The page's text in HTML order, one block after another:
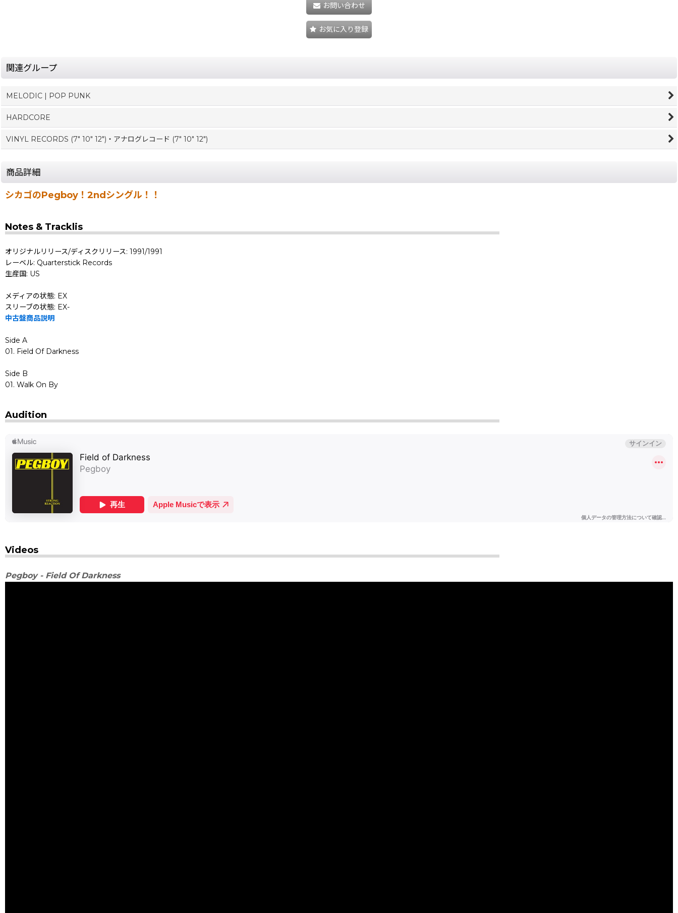
お問い合わせ
お気に入り登録
関連グループ
MELODIC | POP PUNK
HARDCORE
VINYL RECORDS (7" 10" 12")・アナログレコード (7" 10" 12")
商品詳細
シカゴのPegboy！2ndシングル！！
Notes & Tracklis
オリジナルリリース/ディスクリリース: 1991/1991
レーベル: Quarterstick Records
生産国: US
メディアの状態: EX
スリーブの状態: EX-
中古盤商品説明
Side A
01. Field Of Darkness
Side B
01. Walk On By
Audition
Videos
Pegboy - Field Of Darkness